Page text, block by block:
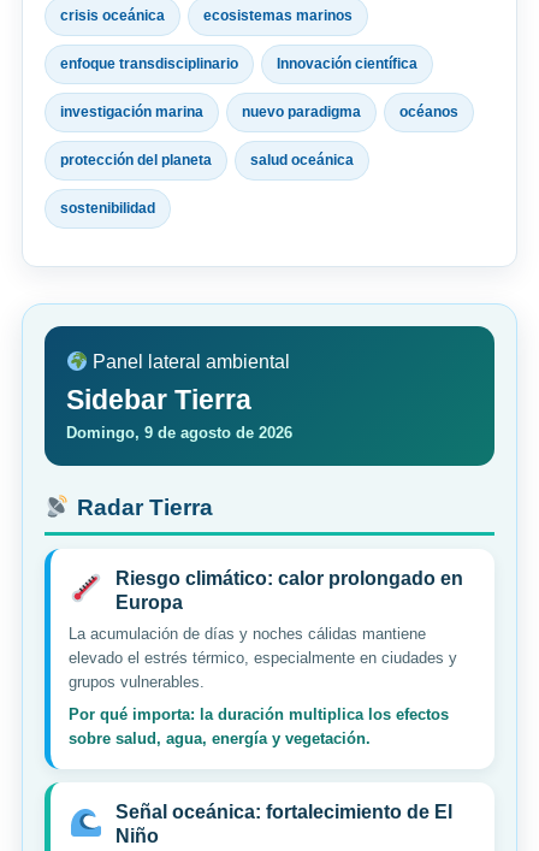
crisis oceánica ecosistemas marinos
enfoque transdisciplinario Innovación científica
investigación marina nuevo paradigma océanos
protección del planeta salud oceánica
sostenibilidad
Panel lateral ambiental
Sidebar Tierra
Domingo, 9 de agosto de 2026
Radar Tierra
Riesgo climático: calor prolongado en
Europa
La acumulación de días y noches cálidas mantiene
elevado el estrés térmico, especialmente en ciudades y
grupos vulnerables.
Por qué importa: la duración multiplica los efectos
sobre salud, agua, energía y vegetación.
Señal oceánica: fortalecimiento de El
Niño